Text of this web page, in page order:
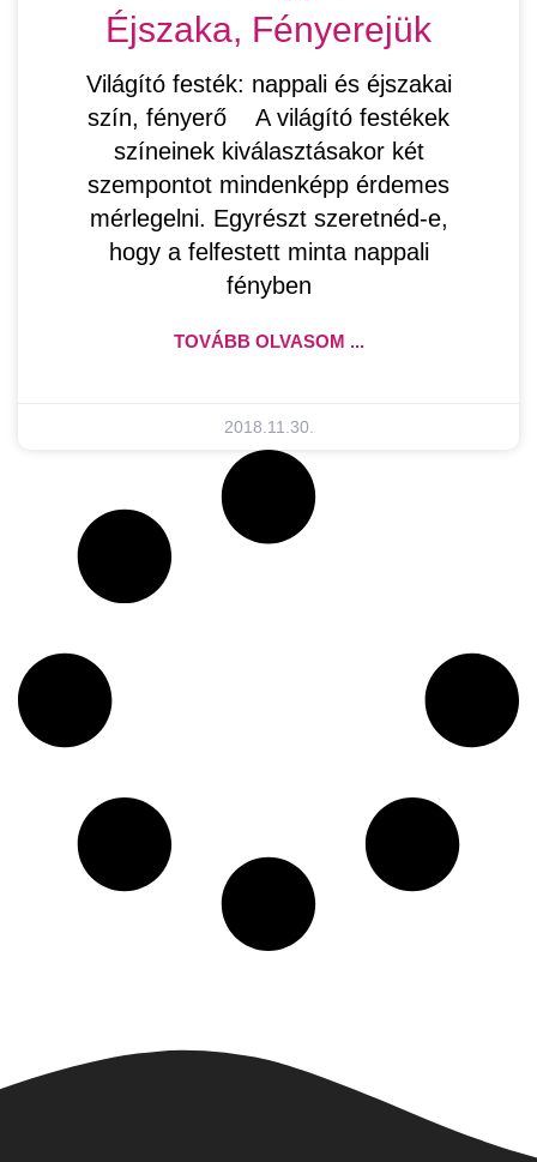
Éjszaka, Fényerejük
Világító festék: nappali és éjszakai
szín, fényerő A világító festékek
színeinek kiválasztásakor két
szempontot mindenképp érdemes
mérlegelni. Egyrészt szeretnéd-e,
hogy a felfestett minta nappali
fényben
TOVÁBB OLVASOM ...
2018.11.30.